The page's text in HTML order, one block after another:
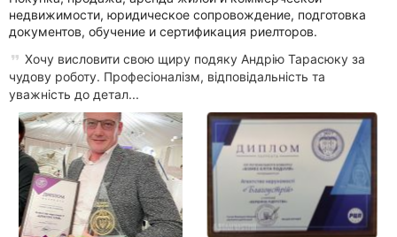
недвижимости, юридическое сопровождение, подготовка
документов, обучение и сертификация риелторов.
Хочу висловити свою щиру подяку Андрію Тарасюку за
чудову роботу. Професіоналізм, відповідальність та
уважність до детал...